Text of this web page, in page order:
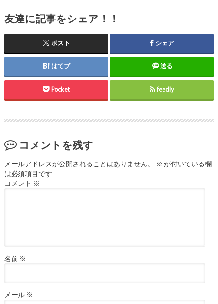
友達に記事をシェア！！
ポスト シェア
はてブ 送る
Pocket feedly
コメントを残す
メールアドレスが公開されることはありません。 ※ が付いている欄
は必須項目です
コメント ※
名前 ※
メール ※